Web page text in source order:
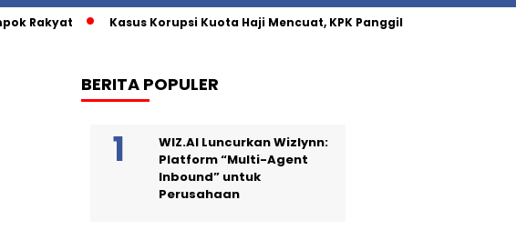
Rakyat Kasus Korupsi Kuota Haji Mencuat, KPK Panggil Khalid Basalamah
BERITA POPULER
WIZ.AI Luncurkan Wizlynn:
Platform “Multi-Agent
Inbound” untuk
Perusahaan